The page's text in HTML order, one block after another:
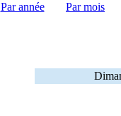
Par année Par mois